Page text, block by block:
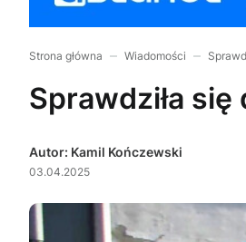
Strona główna Wiadomości
Sprawdziła
Autor: Kamil Kończewski
03.04.2025